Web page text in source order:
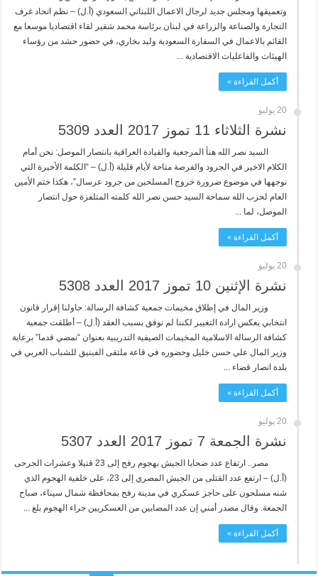
وتعميقها ومجلس جديد لرجال الاعمال اللبناني السعودي (أ.ل) – نظم اتحاد غرف
التجارة والصناعة والزراعة في لبنان برئاسة محمد شقير لقاء اقتصاديا موسعا مع
القائم بالاعمال في السفارة السعودية وليد بخاري، في حضور حشد من رؤساء
الهيئات والفاعليات الاقتصادية ...
أكمل القراءة »
20 يوليو
نشرة الثلاثاء 11 تموز 2017 العدد 5309
السيد نصر الله هنأ المرجعية والقيادة العراقية بانتصار الموصل: نحن أمام
الكلام الاخير في الجرود والفرصة متاحة لأيام قليلة (أ.ل) – “الكلمة الأخيرة التي
نوجهها في موضوع ضرورة خروج المسلحين من جرود عرسال”، هكذا ختم الأمين
العام لحزب الله سماحة السيد حسن نصر الله كلمته المتلفزة حول انتصار
الموصل، لما ...
أكمل القراءة »
20 يوليو
نشرة الإثنين 10 تموز 2017 العدد 5308
وزير المال في إطلاق مخيمات جمعية كشافة الرسالة: حاولنا إقرار قانون
انتخابي يعكس ارادة التغيير لكننا لم نوفق بسبب العقد (أ.ل) – أطلقت جمعية
كشافة الرسالة الاسلامية المخيمات الصيفية التدريبية بعنوان “نمضي قدما” برعاية
وزير المال علي حسن خليل وحضوره في قاعة ملتقى الفينيق للشباب العربي في
بلدة انصار قضاء ...
أكمل القراءة »
20 يوليو
نشرة الجمعة 7 تموز 2017 العدد 5307
مصر.. ارتفاع عدد ضحايا الجيش بهجوم رفح إلى 23 قتيلا وعشرات الجرحى
(أ.ل) – ارتفع عدد القتلى من الجيش المصري إلى 23، على خلفية الهجوم الذي
شنه مسلحون على حاجز عسكري في مدينة رفح بمحافظة شمال سيناء، صباح
الجمعة. وقال مصدر أمني إن عدد المصابين من العسكريين جراء الهجوم بلغ ...
أكمل القراءة »